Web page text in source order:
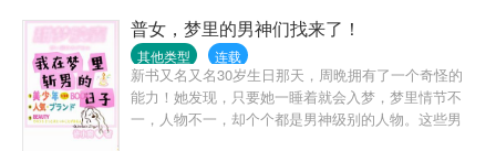
普女，梦里的男神们找来了！
其他类型 连载
新书又名又名30岁生日那天，周晩拥有了一个奇怪的
能力！她发现，只要她一睡着就会入梦，梦里情节不
一，人物不一，却个个都是男神级别的人物。这些男